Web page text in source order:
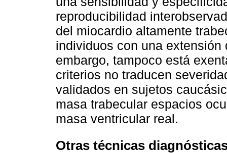
reproducibilidad
del miocardio altamente
individuos con una
embargo, tampoco está
criterios no traducen
validados en sujetos
masa trabecular espacios
masa ventricular real.
Otras técnicas